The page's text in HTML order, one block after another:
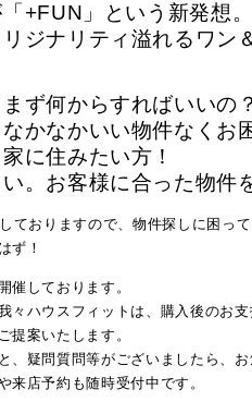
+FUN」という新発想
ジナリティ溢れるワン
ず何からすればいいの
かなかいい物件なくお
に住みたい方！
。お客様に合った物件
ておりますので、物件探しに困っ
ず！
催しております。
々ハウスフィットは、購入後のお
提案いたします。
、疑問質問等がございましたら、
来店予約も随時受付中です。